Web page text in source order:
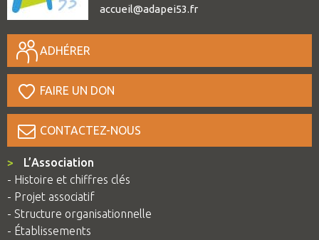
accueil@adapei53.fr
ADHÉRER
FAIRE UN DON
CONTACTEZ-NOUS
>
L’Association
- Histoire et chiffres clés
- Projet associatif
- Structure organisationnelle
- Établissements